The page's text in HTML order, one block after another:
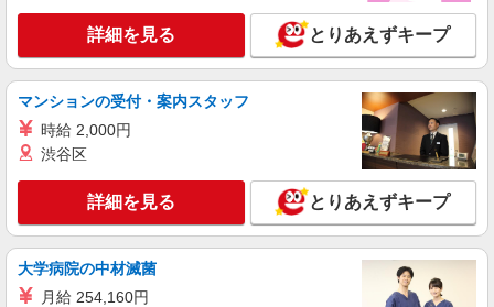
株式会社綜合キャリアオプション（1314VJ0805G36★5-S-T3）
自動車や風車用の電池製造/日払いOK
時給1,800円〜2,250円 ※経験・能力による
※深夜手当含む 交通費：既定支給
山梨県北杜市大泉町
詳細を見る
株式会社綜合キャリアオプション（1314VJ0805G36★92-S-T3）
ガス容器の製造・運搬/日払いOK
詳細を見る とりあえずキープ
マンションの受付・案内スタッフ
時給 2,000円
渋谷区
詳細を見る とりあえずキープ
大学病院の中材滅菌
月給 254,160円